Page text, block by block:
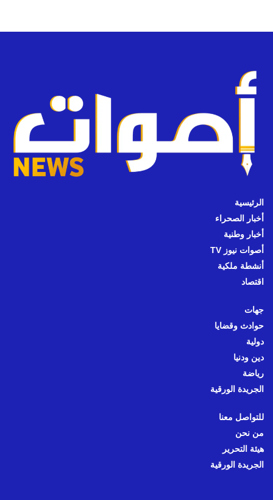
الرئيسية
أخبار الصحراء
أخبار وطنية
أصوات نيوز TV
أنشطة ملكية
اقتصاد
جهات
حوادث وقضايا
دولية
دين ودنيا
رياضة
الجريدة الورقية
للتواصل معنا
من نحن
هيئة التحرير
الجريدة الورقية